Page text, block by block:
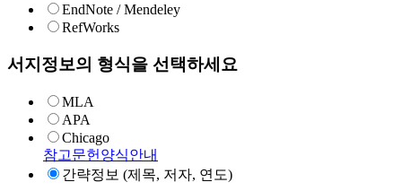
EndNote / Mendeley
RefWorks
서지정보의 형식을 선택하세요
MLA
APA
Chicago
참고문헌양식안내
간략정보 (제목, 저자, 연도)